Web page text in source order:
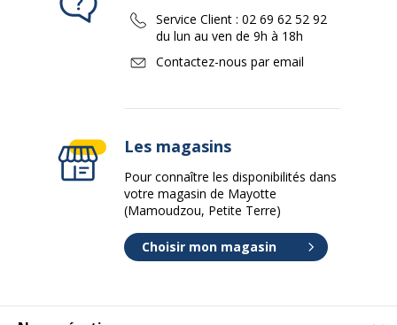
Service Client : 02 69 62 52 92
du lun au ven de 9h à 18h
Contactez-nous par email
Les magasins
Pour connaître les disponibilités dans
votre magasin de Mayotte
(Mamoudzou, Petite Terre)
Choisir mon magasin